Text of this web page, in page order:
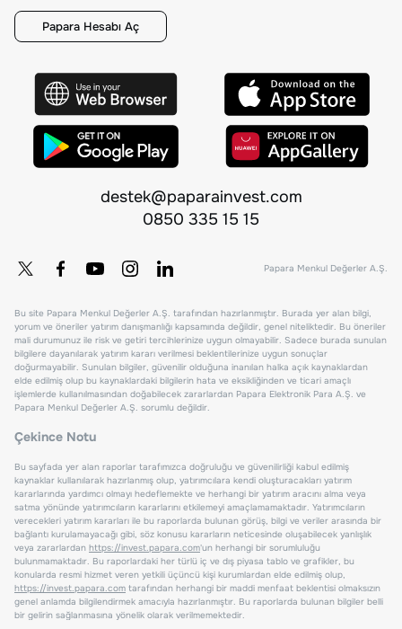
Papara Hesabı Aç
destek@paparainvest.com
0850 335 15 15
Papara Menkul Değerler A.Ş.
Bu site Papara Menkul Değerler A.Ş. tarafından hazırlanmıştır. Burada yer alan bilgi,
yorum ve öneriler yatırım danışmanlığı kapsamında değildir, genel niteliktedir. Bu öneriler
mali durumunuz ile risk ve getiri tercihlerinize uygun olmayabilir. Sadece burada sunulan
bilgilere dayanılarak yatırım kararı verilmesi beklentilerinize uygun sonuçlar
doğurmayabilir. Sunulan bilgiler, güvenilir olduğuna inanılan halka açık kaynaklardan
elde edilmiş olup bu kaynaklardaki bilgilerin hata ve eksikliğinden ve ticari amaçlı
işlemlerde kullanılmasından doğabilecek zararlardan Papara Elektronik Para A.Ş. ve
Papara Menkul Değerler A.Ş. sorumlu değildir.
Çekince Notu
Bu sayfada yer alan raporlar tarafımızca doğruluğu ve güvenilirliği kabul edilmiş
kaynaklar kullanılarak hazırlanmış olup, yatırımcılara kendi oluşturacakları yatırım
kararlarında yardımcı olmayı hedeflemekte ve herhangi bir yatırım aracını alma veya
satma yönünde yatırımcıların kararlarını etkilemeyi amaçlamamaktadır. Yatırımcıların
verecekleri yatırım kararları ile bu raporlarda bulunan görüş, bilgi ve veriler arasında bir
bağlantı kurulamayacağı gibi, söz konusu kararların neticesinde oluşabilecek yanlışlık
veya zararlardan https://invest.papara.com'un herhangi bir sorumluluğu
bulunmamaktadır. Bu raporlardaki her türlü iç ve dış piyasa tablo ve grafikler, bu
konularda resmi hizmet veren yetkili üçüncü kişi kurumlardan elde edilmiş olup,
https://invest.papara.com tarafından herhangi bir maddi menfaat beklentisi olmaksızın
genel anlamda bilgilendirmek amacıyla hazırlanmıştır. Bu raporlarda bulunan bilgiler belli
bir gelirin sağlanmasına yönelik olarak verilmemektedir.